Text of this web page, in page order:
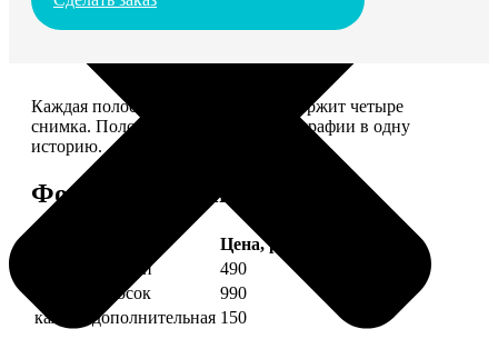
Каждая полоска размером 5*20 содержит четыре
снимка. Полоски объединяют фотографии в одну
историю.
Форматы и цены
Цена, руб.
4 фото полоски
490
8 фото полосок
990
каждая дополнительная 150